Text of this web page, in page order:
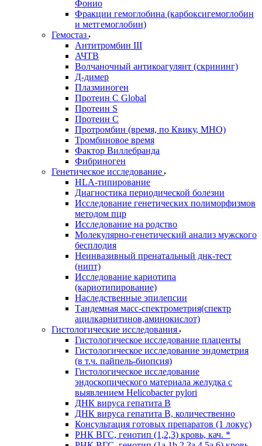
Фонио
Фракции гемоглобина (карбоксигемоглобин
и метгемоглобин)
Гемостаз
Антитромбин III
АЧТВ
Волчаночный антикоагулянт (скрининг)
Д-димер
Плазминоген
Протеин C Global
Протеин S
Протеин С
Протромбин (время, по Квику, МНО)
Тромбиновое время
Фактор Виллебранда
Фибриноген
Генетическое исследование
HLA-типирование
Диагностика периодической болезни
Исследование генетических полиморфизмов
методом пцр
Исследование на родство
Молекулярно-генетический анализ мужского
бесплодия
Неинвазивный пренатальный днк-тест
(нипт)
Исследование кариотипа
(кариотипирование)
Наследственные эпилепсии
Тандемная масс-спектрометрия(спектр
ацилкарнитинов,аминокислот)
Гистологические исследования
Гистологическое исследование плаценты
Гистологическое исследование эндометрия
(в т.ч. пайпель-биопсия)
Гистологическое исследование
эндоскопического материала желудка с
выявлением Helicobacter pylori
ДНК вируса гепатита B
ДНК вируса гепатита B, количественно
Консультация готовых препаратов (1 локус)
РНК ВГC, генотип (1,2,3) кровь, кач. *